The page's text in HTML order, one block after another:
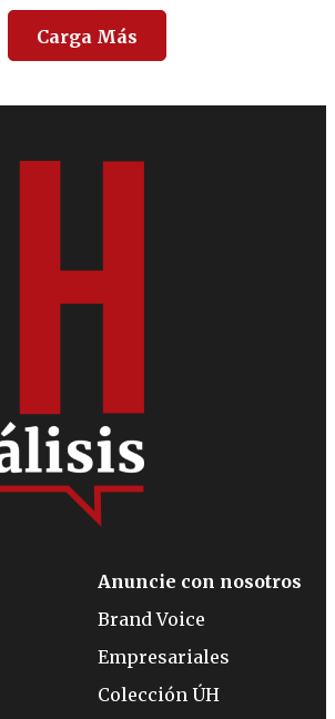
Carga Más
Anuncie con nosotros
Brand Voice
Empresariales
Colección ÚH